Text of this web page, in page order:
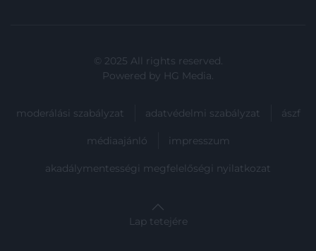
© 2025 All rights reserved.
Powered by HG Media.
moderálási szabályzat adatvédelmi szabályzat ászf
médiaajánló impresszum
akadálymentességi megfelelőségi nyilatkozat
Lap tetejére